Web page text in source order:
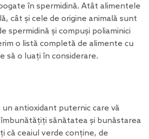
în spermidină. Atât alimentele
cât și cele de origine animală sunt
spermidină și compuși poliaminici
o listă completă de alimente cu
să o luați în considerare.
antioxidant puternic care vă
sănătatea și bunăstarea
că ceaiul verde conține, de